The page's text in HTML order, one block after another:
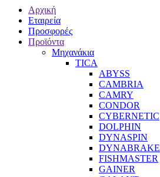
Αρχική
Εταιρεία
Προσφορές
Προϊόντα
Μηχανάκια
TICA
ABYSS
CAMBRIA
CAMRY
CONDOR
CYBERNETIC
DOLPHIN
DYNASPIN
DYNABRAKE
FISHMASTER
GAINER